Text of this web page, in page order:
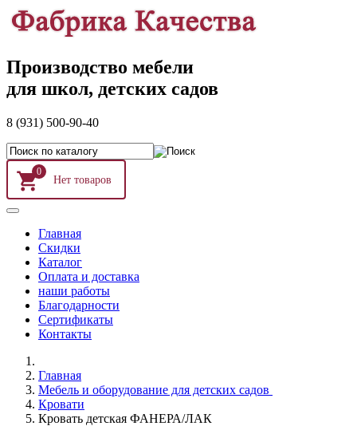
Производство мебели
для школ, детских садов
8 (931) 500-90-40
0
Главная
Скидки
Каталог
Оплата и доставка
наши работы
Благодарности
Сертификаты
Контакты
Главная
Мебель и оборудование для детских садов
Кровати
Кровать детская ФАНЕРА/ЛАК